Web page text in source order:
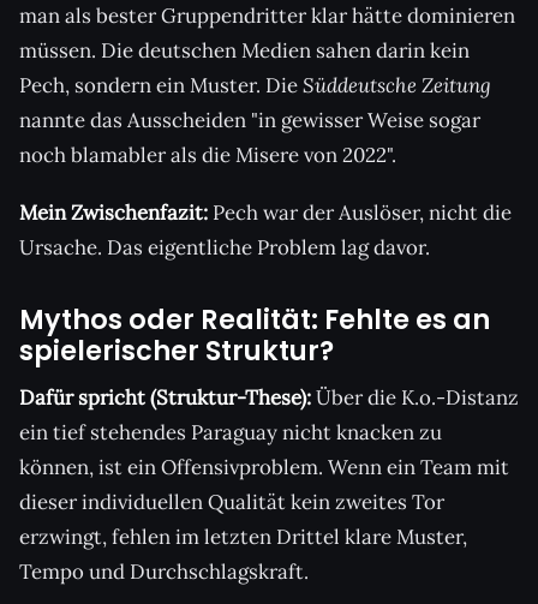
man als bester Gruppendritter klar hätte dominieren
müssen. Die deutschen Medien sahen darin kein
Pech, sondern ein Muster. DieSüddeutsche Zeitung
nannte das Ausscheiden "in gewisser Weise sogar
noch blamabler als die Misere von 2022".
Mein Zwischenfazit: Pech war der Auslöser, nicht die
Ursache. Das eigentliche Problem lag davor.
Mythos oder Realität: Fehlte es an
spielerischer Struktur?
Dafür spricht (Struktur-These):Über die K.o.-Distanz
ein tief stehendes Paraguay nicht knacken zu
können, ist ein Offensivproblem. Wenn ein Team mit
dieser individuellen Qualität kein zweites Tor
erzwingt, fehlen im letzten Drittel klare Muster,
Tempo und Durchschlagskraft.